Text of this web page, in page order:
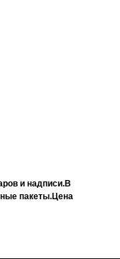
и надписи.В
пакеты.Цена